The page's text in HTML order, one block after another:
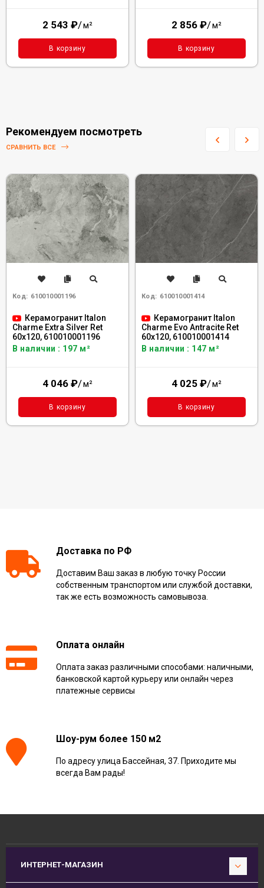
2 543 ₽/м²
В корзину
2 856 ₽/м²
В корзину
Рекомендуем посмотреть
СРАВНИТЬ ВСЕ
Код: 610010001196
Керамогранит Italon
Charme Extra Silver Ret
60x120, 610010001196
В наличии : 197 м²
4 046 ₽/м²
В корзину
Код: 610010001414
Керамогранит Italon
Charme Evo Antracite Ret
60x120, 610010001414
В наличии : 147 м²
4 025 ₽/м²
В корзину
Доставка по РФ
Доставим Ваш заказ в любую точку России
собственным транспортом или службой доставки,
так же есть возможность самовывоза.
Оплата онлайн
Оплата заказ различными способами: наличными,
банковской картой курьеру или онлайн через
платежные сервисы
Шоу-рум более 150 м2
По адресу улица Бассейная, 37. Приходите мы
всегда Вам рады!
ИНТЕРНЕТ-МАГАЗИН